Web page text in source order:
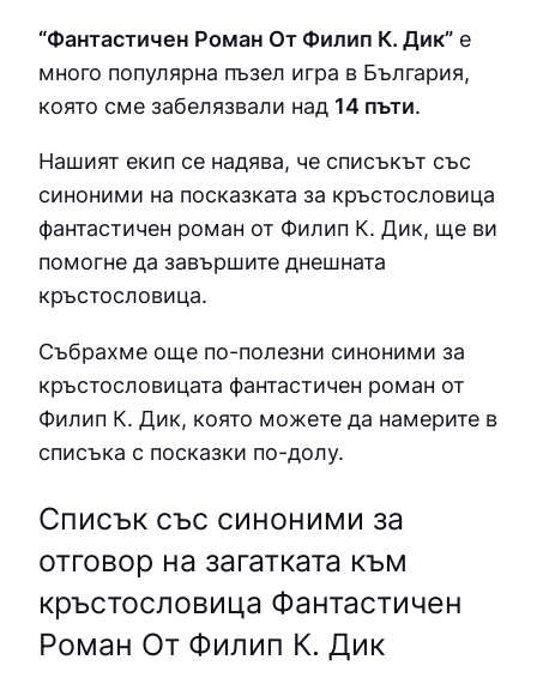
“Фантастичен Роман От Филип К. Дик” е
много популярна пъзел игра в България,
която сме забелязвали над 14 пъти.
Нашият екип се надява, че списъкът със
синоними на посказката за кръстословица
фантастичен роман от Филип К. Дик, ще ви
помогне да завършите днешната
кръстословица.
Събрахме още по-полезни синоними за
кръстословицата фантастичен роман от
Филип К. Дик, която можете да намерите в
списъка с посказки по-долу.
Списък със синоними за
отговор на загатката към
кръстословица Фантастичен
Роман От Филип К. Дик